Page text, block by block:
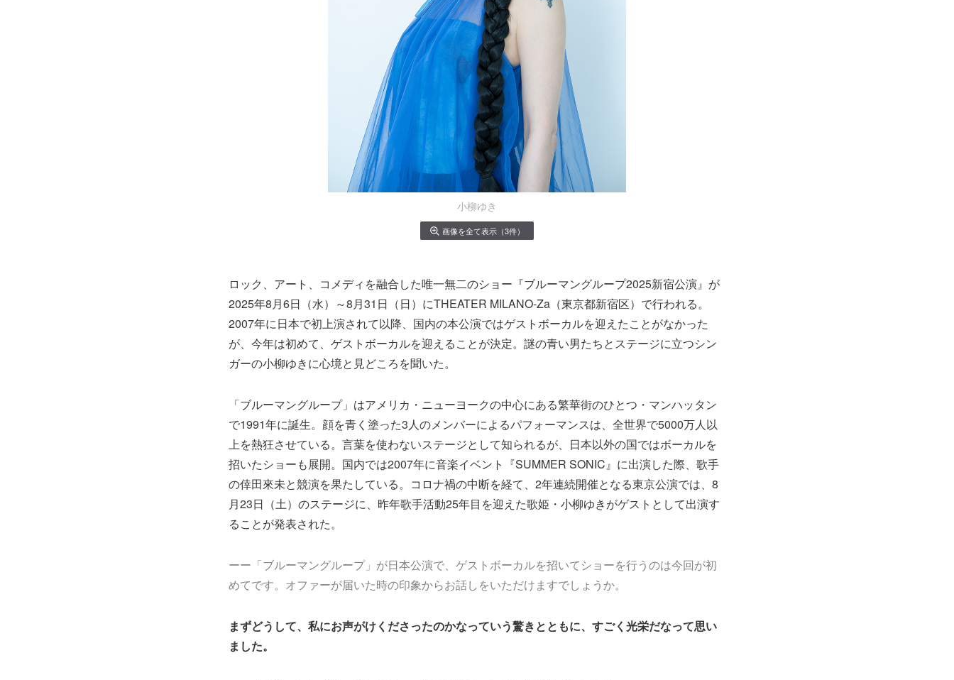
小柳ゆき
画像を全て表示（3件）
ロック、アート、コメディを融合した唯一無二のショー『ブルーマングループ2025新宿公演』が
2025年8月6日（水）～8月31日（日）にTHEATER MILANO-Za（東京都新宿区）で行われる。
2007年に日本で初上演されて以降、国内の本公演ではゲストボーカルを迎えたことがなかった
が、今年は初めて、ゲストボーカルを迎えることが決定。謎の青い男たちとステージに立つシン
ガーの小柳ゆきに心境と見どころを聞いた。
「ブルーマングループ」はアメリカ・ニューヨークの中心にある繁華街のひとつ・マンハッタン
で1991年に誕生。顔を青く塗った3人のメンバーによるパフォーマンスは、全世界で5000万人以
上を熱狂させている。言葉を使わないステージとして知られるが、日本以外の国ではボーカルを
招いたショーも展開。国内では2007年に音楽イベント『SUMMER SONIC』に出演した際、歌手
の倖田來未と競演を果たしている。コロナ禍の中断を経て、2年連続開催となる東京公演では、8
月23日（土）のステージに、昨年歌手活動25年目を迎えた歌姫・小柳ゆきがゲストとして出演す
ることが発表された。
ーー「ブルーマングループ」が日本公演で、ゲストボーカルを招いてショーを行うのは今回が初
めてです。オファーが届いた時の印象からお話しをいただけますでしょうか。
まずどうして、私にお声がけくださったのかなっていう驚きとともに、すごく光栄だなって思い
ました。